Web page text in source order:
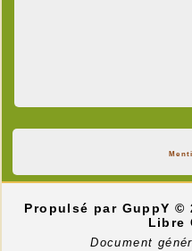
Propulsé par GuppY©
Libre
Document